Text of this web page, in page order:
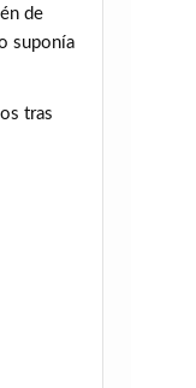
de
suponía
tras